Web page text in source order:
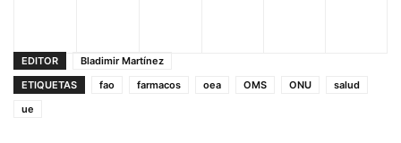
EDITOR
Bladimir Martínez
ETIQUETAS
fao farmacos oea OMS ONU
salud
ue